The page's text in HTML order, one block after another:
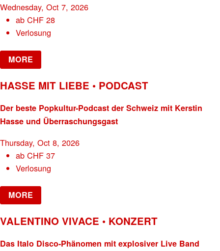
Wednesday, Oct 7, 2026
abCHF 28
Verlosung
MORE
HASSE MIT LIEBE • PODCAST
Der beste Popkultur-Podcast der Schweiz mit Kerstin
Hasse und Überraschungsgast
Thursday, Oct 8, 2026
abCHF 37
Verlosung
MORE
VALENTINO VIVACE • KONZERT
Das Italo Disco-Phänomen mit explosiver Live Band